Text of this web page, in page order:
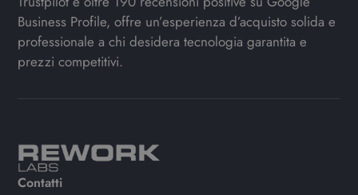
Business Profile, offre un’esperienza d’acquisto solida e
professionale a chi desidera tecnologia garantita e
prezzi competitivi.
Contatti